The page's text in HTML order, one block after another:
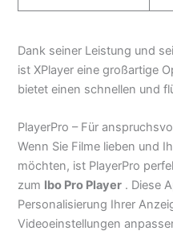
Dank seiner Leistung und
ist XPlayer eine großartige
bietet einen schnellen und
PlayerPro – Für
Wenn Sie Filme lieben und
möchten, ist PlayerPro
zum Ibo Pro Player . Diese
Personalisierung Ihrer
Videoeinstellungen